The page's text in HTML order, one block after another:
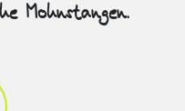
Mohnstangen.